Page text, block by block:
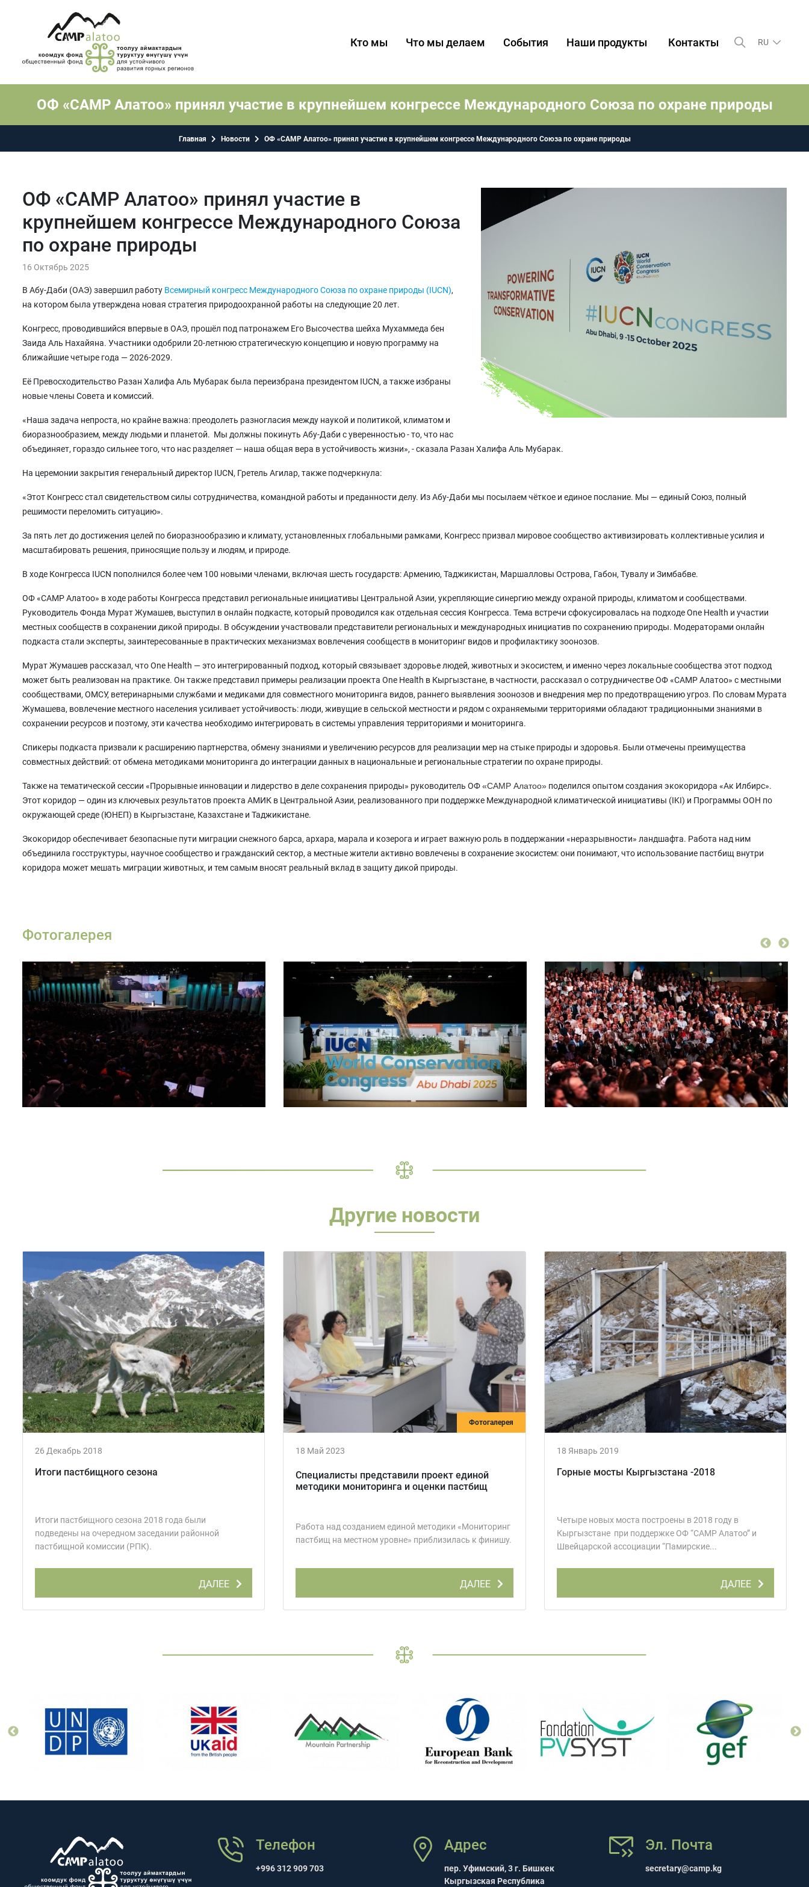
Кто мы Что мы делаем События Наши продукты Контакты RU
ОФ «CAMP Алатоо» принял участие в крупнейшем конгрессе Международного Союза по охране природы
Главная Новости ОФ «CAMP Алатоо» принял участие в крупнейшем конгрессе Международного Союза по охране природы
ОФ «CAMP Алатоо» принял участие в
крупнейшем конгрессе Международного Союза
по охране природы
16 Октябрь 2025
В Абу-Даби (ОАЭ) завершил работу Всемирный конгресс Международного Союза по охране природы (IUCN),
на котором была утверждена новая стратегия природоохранной работы на следующие 20 лет.
Конгресс, проводившийся впервые в ОАЭ, прошёл под патронажем Его Высочества шейха Мухаммеда бен
Заида Аль Нахайяна. Участники одобрили 20-летнюю стратегическую концепцию и новую программу на
ближайшие четыре года — 2026-2029.
Её Превосходительство Разан Халифа Аль Мубарак была переизбрана президентом IUCN, а также избраны
новые члены Совета и комиссий.
«Наша задача непроста, но крайне важна: преодолеть разногласия между наукой и политикой, климатом и
биоразнообразием, между людьми и планетой. Мы должны покинуть Абу-Даби с уверенностью - то, что нас
объединяет, гораздо сильнее того, что нас разделяет — наша общая вера в устойчивость жизни», - сказала Разан Халифа Аль Мубарак.
На церемонии закрытия генеральный директор IUCN, Гретель Агилар, также подчеркнула:
«Этот Конгресс стал свидетельством силы сотрудничества, командной работы и преданности делу. Из Абу-Даби мы посылаем чёткое и единое послание. Мы — единый Союз, полный
решимости переломить ситуацию».
За пять лет до достижения целей по биоразнообразию и климату, установленных глобальными рамками, Конгресс призвал мировое сообщество активизировать коллективные усилия и
масштабировать решения, приносящие пользу и людям, и природе.
В ходе Конгресса IUCN пополнился более чем 100 новыми членами, включая шесть государств: Армению, Таджикистан, Маршалловы Острова, Габон, Тувалу и Зимбабве.
ОФ «CAMP Алатоо» в ходе работы Конгресса представил региональные инициативы Центральной Азии, укрепляющие синергию между охраной природы, климатом и сообществами.
Руководитель Фонда Мурат Жумашев, выступил в онлайн подкасте, который проводился как отдельная сессия Конгресса. Тема встречи сфокусировалась на подходе One Health и участии
местных сообществ в сохранении дикой природы. В обсуждении участвовали представители региональных и международных инициатив по сохранению природы. Модераторами онлайн
подкаста стали эксперты, заинтересованные в практических механизмах вовлечения сообществ в мониторинг видов и профилактику зоонозов.
Мурат Жумашев рассказал, что One Health — это интегрированный подход, который связывает здоровье людей, животных и экосистем, и именно через локальные сообщества этот подход
может быть реализован на практике. Он также представил примеры реализации проекта One Health в Кыргызстане, в частности, рассказал о сотрудничестве ОФ «САМР Алатоо» с местными
сообществами, ОМСУ, ветеринарными службами и медиками для совместного мониторинга видов, раннего выявления зоонозов и внедрения мер по предотвращению угроз. По словам Мурата
Жумашева, вовлечение местного населения усиливает устойчивость: люди, живущие в сельской местности и рядом с охраняемыми территориями обладают традиционными знаниями в
сохранении ресурсов и поэтому, эти качества необходимо интегрировать в системы управления территориями и мониторинга.
Спикеры подкаста призвали к расширению партнерства, обмену знаниями и увеличению ресурсов для реализации мер на стыке природы и здоровья. Были отмечены преимущества
совместных действий: от обмена методиками мониторинга до интеграции данных в национальные и региональные стратегии по охране природы.
Также на тематической сессии «Прорывные инновации и лидерство в деле сохранения природы» руководитель ОФ«САМР Алатоо» поделился опытом создания экокоридора «Ак Илбирс».
Этот коридор — один из ключевых результатов проекта АМИК в Центральной Азии, реализованного при поддержке Международной климатической инициативы (IKI) и Программы ООН по
окружающей среде (ЮНЕП) в Кыргызстане, Казахстане и Таджикистане.
Экокоридор обеспечивает безопасные пути миграции снежного барса, архара, марала и козерога и играет важную роль в поддержании «неразрывности» ландшафта. Работа над ним
объединила госструктуры, научное сообщество и гражданский сектор, а местные жители активно вовлечены в сохранение экосистем: они понимают, что использование пастбищ внутри
коридора может мешать миграции животных, и тем самым вносят реальный вклад в защиту дикой природы.
Фотогалерея
Другие новости
26 Декабрь 2018
Итоги пастбищного сезона
Итоги пастбищного сезона 2018 года были
подведены на очередном заседании районной
пастбищной комиссии (РПК).
ДАЛЕЕ
Фотогалерея
18 Май 2023
Специалисты представили проект единой
методики мониторинга и оценки пастбищ
Работа над созданием единой методики «Мониторинг
пастбищ на местном уровне» приблизилась к финишу.
ДАЛЕЕ
18 Январь 2019
Горные мосты Кыргызстана -2018
Четыре новых моста построены в 2018 году в
Кыргызстане при поддержке ОФ “CAMP Алатоо” и
Швейцарской ассоциации “Памирские...
ДАЛЕЕ
Телефон
+996 312 909 703
Адрес
пер. Уфимский, 3 г. Бишкек
Кыргызская Республика
Эл. Почта
secretary@camp.kg